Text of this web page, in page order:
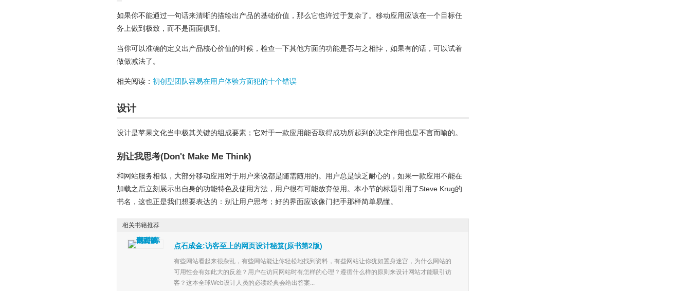
如果你不能通过一句话来清晰的描绘出产品的基础价值，那么它也许过于复杂了。移动应用应该在一个目标任
务上做到极致，而不是面面俱到。
当你可以准确的定义出产品核心价值的时候，检查一下其他方面的功能是否与之相悖，如果有的话，可以试着
做做减法了。
相关阅读： 初创型团队容易在用户体验方面犯的十个错误
设计
设计是苹果文化当中极其关键的组成要素；它对于一款应用能否取得成功所起到的决定作用也是不言而喻的。
别让我思考(Don't Make Me Think)
和网站服务相似，大部分移动应用对于用户来说都是随需随用的。用户总是缺乏耐心的，如果一款应用不能在
加载之后立刻展示出自身的功能特色及使用方法，用户很有可能放弃使用。本小节的标题引用了Steve Krug的
书名，这也正是我们想要表达的：别让用户思考；好的界面应该像门把手那样简单易懂。
点石成金:访客至上的网页设计秘笈(原书第2版)
有些网站看起来很杂乱，有些网站能让你轻松地找到资料，有些网站让你犹如置身迷宫，为什么网站的
可用性会有如此大的反差？用户在访问网站时有怎样的心理？遵循什么样的原则来设计网站才能吸引访
客？这本全球Web设计人员的必读经典会给出答案...
相关书籍推荐